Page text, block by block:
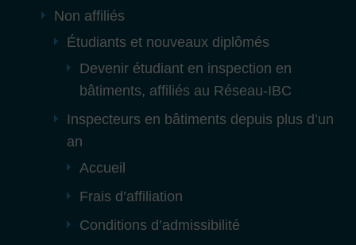
Non affiliés
Étudiants et nouveaux diplômés
Devenir étudiant en inspection en
bâtiments, affiliés au Réseau-IBC
Inspecteurs en bâtiments depuis plus d’un
an
Accueil
Frais d’affiliation
Conditions d’admissibilité